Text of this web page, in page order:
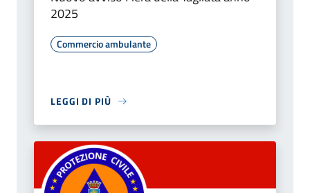
2025
Commercio ambulante
LEGGI DI PIÙ